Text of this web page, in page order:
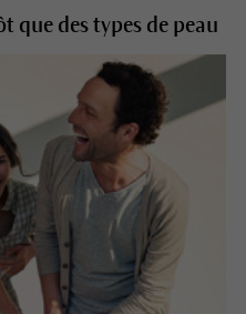
que des types de peau